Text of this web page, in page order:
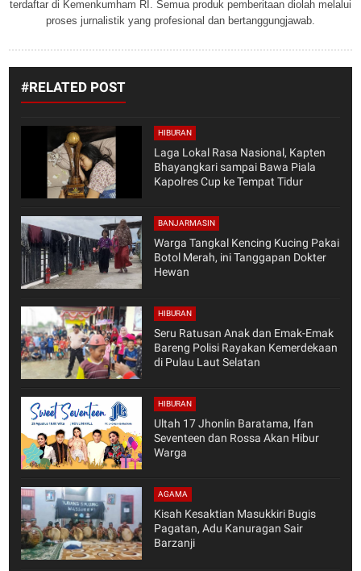
terdaftar di Kemenkumham RI. Semua produk pemberitaan diolah melalui
proses jurnalistik yang profesional dan bertanggungjawab.
#RELATED POST
HIBURAN
Laga Lokal Rasa Nasional, Kapten
Bhayangkari sampai Bawa Piala
Kapolres Cup ke Tempat Tidur
BANJARMASIN
Warga Tangkal Kencing Kucing Pakai
Botol Merah, ini Tanggapan Dokter
Hewan
HIBURAN
Seru Ratusan Anak dan Emak-Emak
Bareng Polisi Rayakan Kemerdekaan
di Pulau Laut Selatan
HIBURAN
Ultah 17 Jhonlin Baratama, Ifan
Seventeen dan Rossa Akan Hibur
Warga
AGAMA
Kisah Kesaktian Masukkiri Bugis
Pagatan, Adu Kanuragan Sair
Barzanji